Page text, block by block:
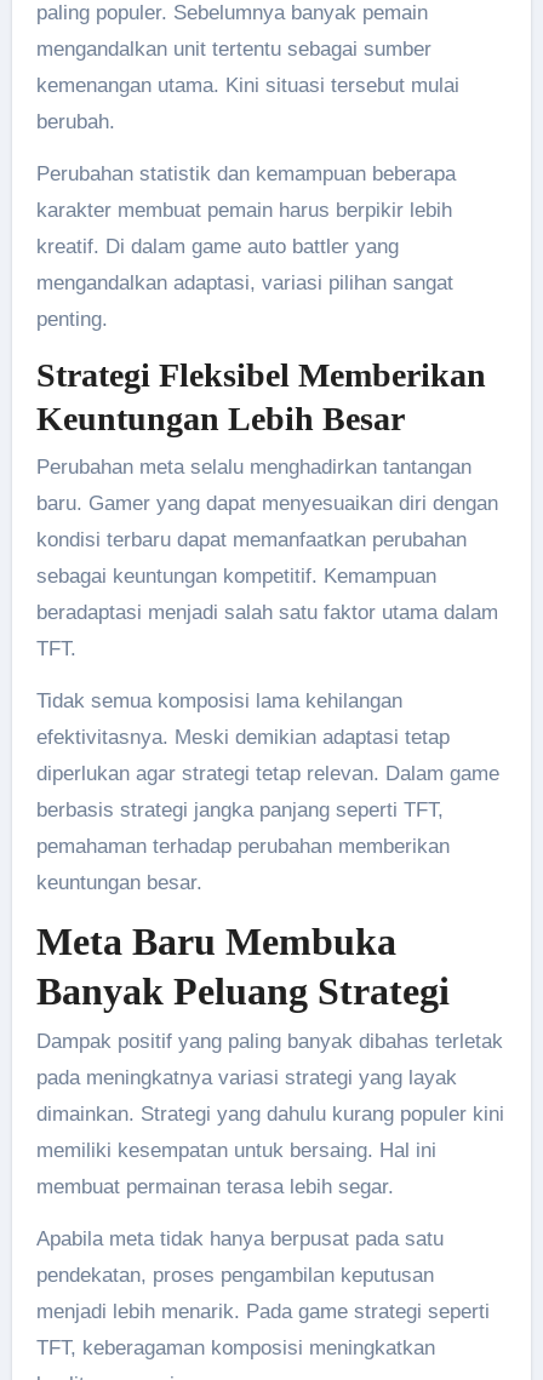
paling populer. Sebelumnya banyak pemain
mengandalkan unit tertentu sebagai sumber
kemenangan utama. Kini situasi tersebut mulai
berubah.
Perubahan statistik dan kemampuan beberapa
karakter membuat pemain harus berpikir lebih
kreatif. Di dalam game auto battler yang
mengandalkan adaptasi, variasi pilihan sangat
penting.
Strategi Fleksibel Memberikan
Keuntungan Lebih Besar
Perubahan meta selalu menghadirkan tantangan
baru. Gamer yang dapat menyesuaikan diri dengan
kondisi terbaru dapat memanfaatkan perubahan
sebagai keuntungan kompetitif. Kemampuan
beradaptasi menjadi salah satu faktor utama dalam
TFT.
Tidak semua komposisi lama kehilangan
efektivitasnya. Meski demikian adaptasi tetap
diperlukan agar strategi tetap relevan. Dalam game
berbasis strategi jangka panjang seperti TFT,
pemahaman terhadap perubahan memberikan
keuntungan besar.
Meta Baru Membuka
Banyak Peluang Strategi
Dampak positif yang paling banyak dibahas terletak
pada meningkatnya variasi strategi yang layak
dimainkan. Strategi yang dahulu kurang populer kini
memiliki kesempatan untuk bersaing. Hal ini
membuat permainan terasa lebih segar.
Apabila meta tidak hanya berpusat pada satu
pendekatan, proses pengambilan keputusan
menjadi lebih menarik. Pada game strategi seperti
TFT, keberagaman komposisi meningkatkan